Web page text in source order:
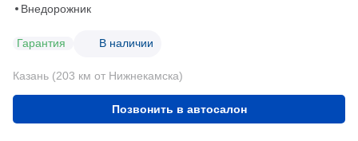
Внедорожник
Гарантия В наличии
Казань (203 км от Нижнекамска)
Позвонить в автосалон